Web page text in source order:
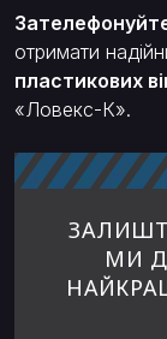
отримати
пластикових
«Ловекс-К».
МИ